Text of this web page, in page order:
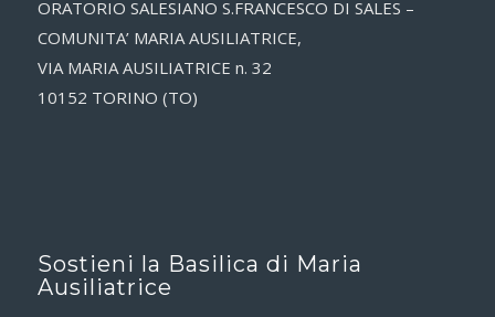
ORATORIO SALESIANO S.FRANCESCO DI SALES –
COMUNITA’ MARIA AUSILIATRICE,
VIA MARIA AUSILIATRICE n. 32
10152 TORINO (TO)
Sostieni la Basilica di Maria
Ausiliatrice